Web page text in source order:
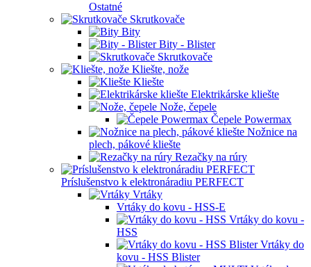
Ostatné
Skrutkovače
Bity
Bity - Blister
Skrutkovače
Kliešte, nože
Kliešte
Elektrikárske kliešte
Nože, čepele
Čepele Powermax
Nožnice na
plech, pákové kliešte
Rezačky na rúry
Príslušenstvo k elektronáradiu PERFECT
Vrtáky
Vrtáky do kovu - HSS-E
Vrtáky do kovu -
HSS
Vrtáky do
kovu - HSS Blister